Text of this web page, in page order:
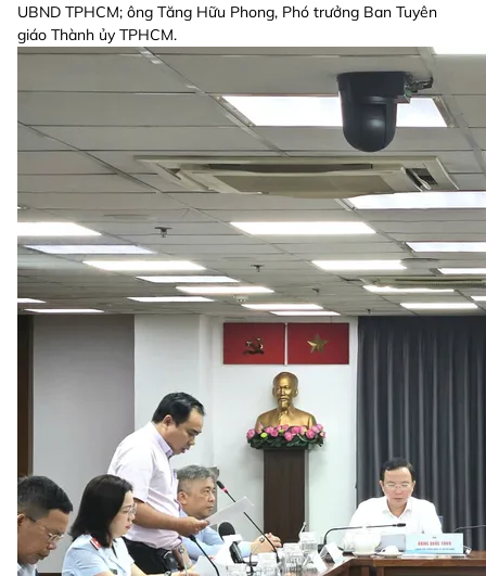
UBND TPHCM; ông Tăng Hữu Phong, Phó trưởng Ban Tuyên
giáo Thành ủy TPHCM.